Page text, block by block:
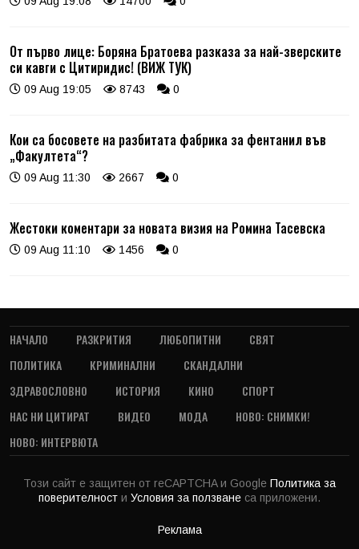
От първо лице: Боряна Братоева разказа за най-зверските
си кавги с Цитиридис! (ВИЖ ТУК)
09 Aug 19:05 8743 0
Кои са босовете на разбитата фабрика за фентанил във
„Факултета“?
09 Aug 11:30 2667 0
Жестоки коментари за новата визия на Ромина Тасевска
09 Aug 11:10 1456 0
НАЧАЛО РАЗКРИТИЯ ЛЮБОПИТНИ
СВЯТ
ПОЛИТИКА
КРИМИНАЛНИ
СКАНДАЛНИ
ЗДРАВОСЛОВНО
ИСТОРИЯ КИНО
СПОРТ
НАС НИ ЦИТИРАТ
ВИДЕО МОДА
НОВО: СНИМКИ!
НОВО: ИНТЕРВЮТА
Този сайт е защитен от reCAPTCHA и Google Политика за
поверителност и Условия за ползване са приложени.
Реклама